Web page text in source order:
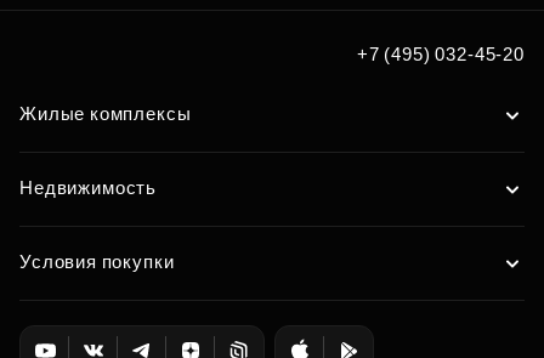
+7 (495) 032-45-20
Жилые комплексы
Недвижимость
Условия покупки